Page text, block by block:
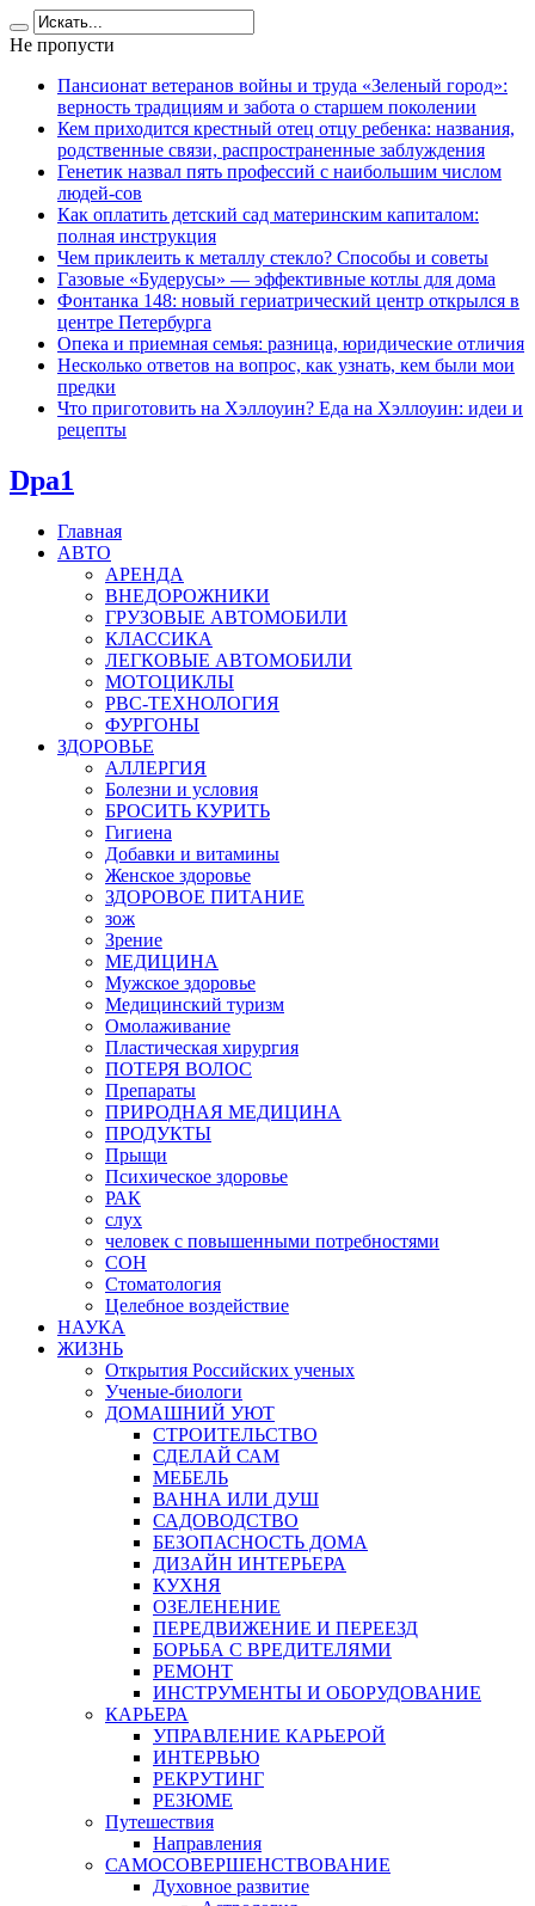
Не пропусти
Пансионат ветеранов войны и труда «Зеленый город»:
верность традициям и забота о старшем поколении
Кем приходится крестный отец отцу ребенка: названия,
родственные связи, распространенные заблуждения
Генетик назвал пять профессий с наибольшим числом
людей-сов
Как оплатить детский сад материнским капиталом:
полная инструкция
Чем приклеить к металлу стекло? Способы и советы
Газовые «Будерусы» — эффективные котлы для дома
Фонтанка 148: новый гериатрический центр открылся в
центре Петербурга
Опека и приемная семья: разница, юридические отличия
Несколько ответов на вопрос, как узнать, кем были мои
предки
Что приготовить на Хэллоуин? Еда на Хэллоуин: идеи и
рецепты
Dpa1
Главная
АВТО
АРЕНДА
ВНЕДОРОЖНИКИ
ГРУЗОВЫЕ АВТОМОБИЛИ
КЛАССИКА
ЛЕГКОВЫЕ АВТОМОБИЛИ
МОТОЦИКЛЫ
РВС-ТЕХНОЛОГИЯ
ФУРГОНЫ
ЗДОРОВЬЕ
АЛЛЕРГИЯ
Болезни и условия
БРОСИТЬ КУРИТЬ
Гигиена
Добавки и витамины
Женское здоровье
ЗДОРОВОЕ ПИТАНИЕ
зож
Зрение
МЕДИЦИНА
Мужское здоровье
Медицинский туризм
Омолаживание
Пластическая хирургия
ПОТЕРЯ ВОЛОС
Препараты
ПРИРОДНАЯ МЕДИЦИНА
ПРОДУКТЫ
Прыщи
Психическое здоровье
РАК
слух
человек с повышенными потребностями
СОН
Стоматология
Целебное воздействие
НАУКА
ЖИЗНЬ
Открытия Российских ученых
Ученые-биологи
ДОМАШНИЙ УЮТ
СТРОИТЕЛЬСТВО
СДЕЛАЙ САМ
МЕБЕЛЬ
ВАННА ИЛИ ДУШ
САДОВОДСТВО
БЕЗОПАСНОСТЬ ДОМА
ДИЗАЙН ИНТЕРЬЕРА
КУХНЯ
ОЗЕЛЕНЕНИЕ
ПЕРЕДВИЖЕНИЕ И ПЕРЕЕЗД
БОРЬБА С ВРЕДИТЕЛЯМИ
РЕМОНТ
ИНСТРУМЕНТЫ И ОБОРУДОВАНИЕ
КАРЬЕРА
УПРАВЛЕНИЕ КАРЬЕРОЙ
ИНТЕРВЬЮ
РЕКРУТИНГ
РЕЗЮМЕ
Путешествия
Направления
САМОСОВЕРШЕНСТВОВАНИЕ
Духовное развитие